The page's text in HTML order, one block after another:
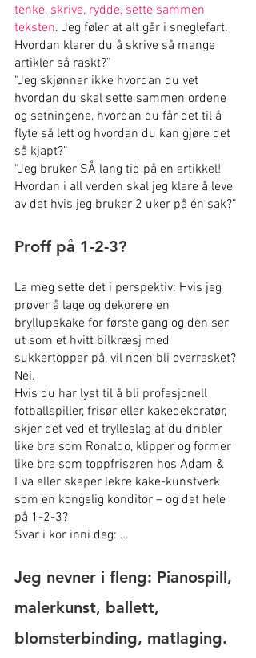
tenke, skrive, rydde, sette sammen
teksten. Jeg føler at alt går i sneglefart.
Hvordan klarer du å skrive så mange
artikler så raskt?”
“Jeg skjønner ikke hvordan du vet
hvordan du skal sette sammen ordene
og setningene, hvordan du får det til å
flyte så lett og hvordan du kan gjøre det
så kjapt?”
“Jeg bruker SÅ lang tid på en artikkel!
Hvordan i all verden skal jeg klare å leve
av det hvis jeg bruker 2 uker på én sak?”
Proff på 1-2-3?
La meg sette det i perspektiv: Hvis jeg
prøver å lage og dekorere en
bryllupskake for første gang og den ser
ut som et hvitt bilkræsj med
sukkertopper på, vil noen bli overrasket?
Nei.
Hvis du har lyst til å bli profesjonell
fotballspiller, frisør eller kakedekoratør,
skjer det ved et trylleslag at du dribler
like bra som Ronaldo, klipper og former
like bra som toppfrisøren hos Adam &
Eva eller skaper lekre kake-kunstverk
som en kongelig konditor – og det hele
på 1-2-3?
Svar i kor inni deg: …
Jeg nevner i fleng: Pianospill,
malerkunst, ballett,
blomsterbinding, matlaging.